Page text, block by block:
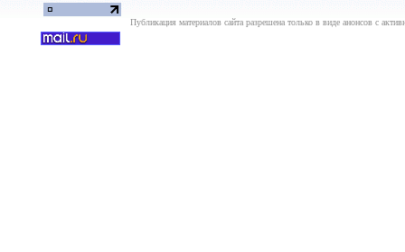
Публикация материалов сайта разрешена только в виде анонсов с